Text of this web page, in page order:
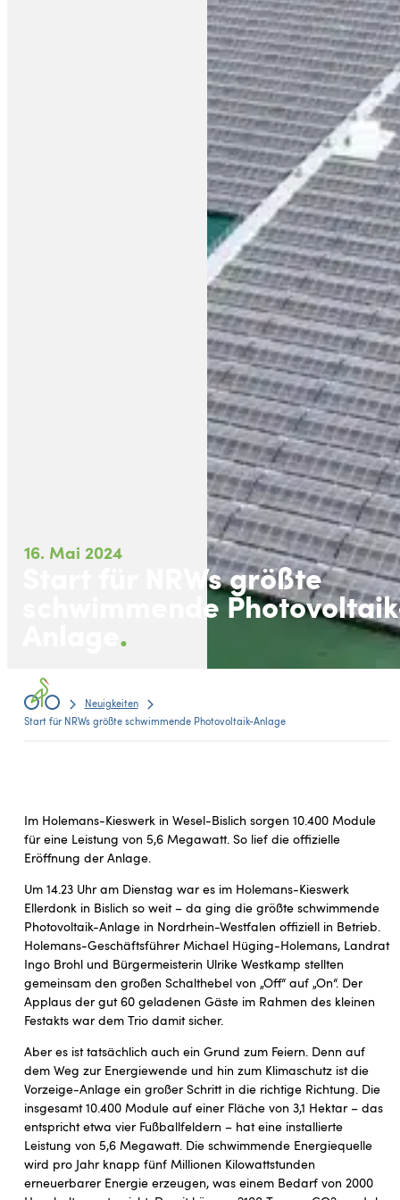
16. Mai 2024
Start für NRWs größte
schwimmende
Neuigkeiten
Start für NRWs größte schwimmende Photovoltaik-Anlage
Im Holemans-Kieswerk in Wesel-Bislich sorgen 10.400 Module
für eine Leistung von 5,6 Megawatt. So lief die offizielle
Eröffnung der Anlage.
Um 14.23 Uhr am Dienstag war es im Holemans-Kieswerk
Ellerdonk in Bislich so weit – da ging die größte schwimmende
Photovoltaik-Anlage in Nordrhein-Westfalen offiziell in Betrieb.
Holemans-Geschäftsführer Michael Hüging-Holemans, Landrat
Ingo Brohl und Bürgermeisterin Ulrike Westkamp stellten
gemeinsam den großen Schalthebel von „Off“ auf „On“. Der
Applaus der gut 60 geladenen Gäste im Rahmen des kleinen
Festakts war dem Trio damit sicher.
Aber es ist tatsächlich auch ein Grund zum Feiern. Denn auf
dem Weg zur Energiewende und hin zum Klimaschutz ist die
Vorzeige-Anlage ein großer Schritt in die richtige Richtung. Die
insgesamt 10.400 Module auf einer Fläche von 3,1 Hektar – das
entspricht etwa vier Fußballfeldern – hat eine installierte
Leistung von 5,6 Megawatt. Die schwimmende Energiequelle
wird pro Jahr knapp fünf Millionen Kilowattstunden
erneuerbarer Energie erzeugen, was einem Bedarf von 2000